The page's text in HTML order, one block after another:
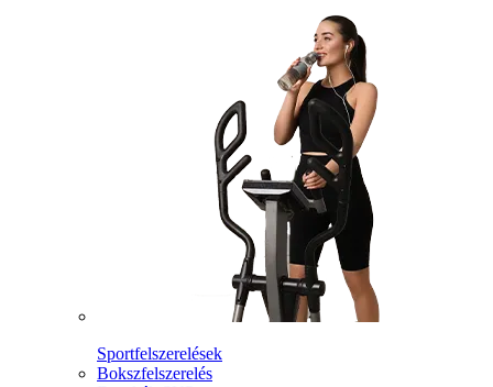
Sportfelszerelések
Bokszfelszerelés